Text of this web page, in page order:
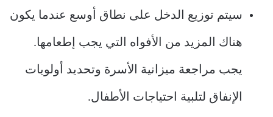
سيتم توزيع الدخل على نطاق أوسع عندما يكون
هناك المزيد من الأفواه التي يجب إطعامها.
يجب مراجعة ميزانية الأسرة وتحديد أولويات
الإنفاق لتلبية احتياجات الأطفال.